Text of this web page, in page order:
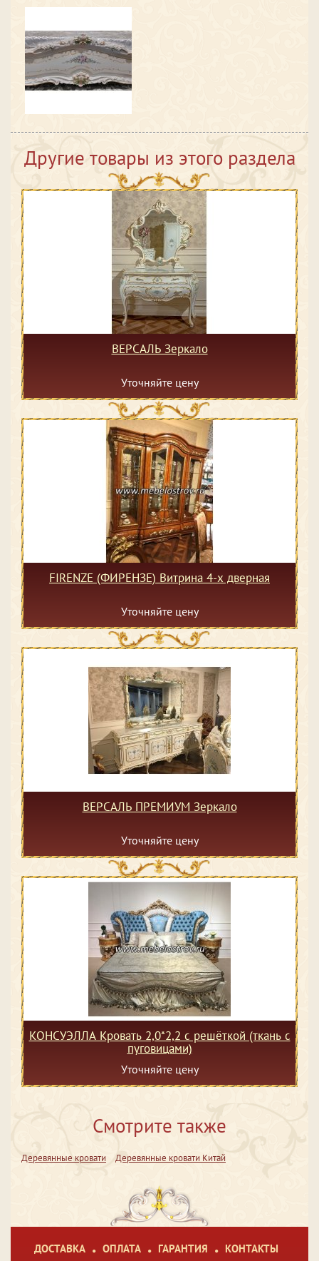
Другие товары из этого раздела
ВЕРСАЛЬ Зеркало
Уточняйте цену
FIRENZE (ФИРЕНЗЕ) Витрина 4-х дверная
Уточняйте цену
ВЕРСАЛЬ ПРЕМИУМ Зеркало
Уточняйте цену
КОНСУЭЛЛА Кровать 2,0*2,2 с решёткой (ткань с
пуговицами)
Уточняйте цену
Смотрите также
Деревянные кровати Деревянные кровати Китай
ДОСТАВКА ОПЛАТА ГАРАНТИЯ КОНТАКТЫ